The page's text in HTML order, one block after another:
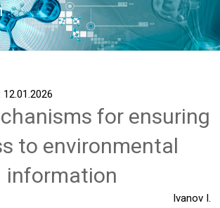
for ensuring
to environmental
information
Ivanov I.